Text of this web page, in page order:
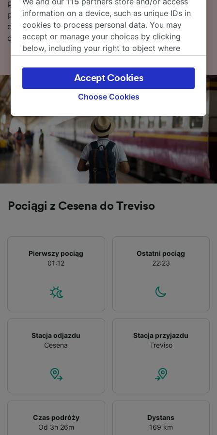
podróży, poniżej znajdziesz nasz rozkład jazdy
pociągów (w tym pierwszy i ostatni kurs), wskazówki
dotyczące rezerwacji tanich biletów oraz nasze
często zadawane pytania.
Pociągi z Cesena do Treviso
Pierwszy pociąg
01:12
Ostatni pociąg
22:23
Stacja odjazdu
Cesena
Stacja przyjazdu
Treviso
Czas podróży
Od 3h 26m
Dystans
169 km
information on a device, such as unique IDs in
cookies to process personal data. You may
accept or manage your choices by clicking
below, including your right to object where
the privacy policy page. These choices will be
signaled to our partners and will not affect
browsing data. Your data will not be used for
track you.
We and our partners process data to provide:
Use precise geolocation data. Actively scan
device characteristics for identification. Store
and/or access information on a device.
Personalised advertising and content,
List of Partners
Choose Cookies
Accept Cookies